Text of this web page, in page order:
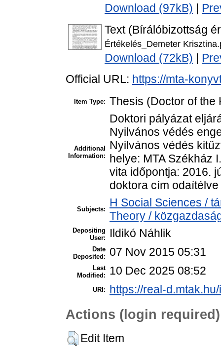
Download (97kB)
Text (Bírálóbizottság
Értékelés_Demeter
Download (72kB)
Official URL: https://mta-
Item Type: Thesis (Doctor of the
Additional
Information:
Doktori pályázat
Nyilvános védés
Nyilvános védés
helye: MTA Székház
vita időpontja: 2016.
doktora cím
Subjects:
H Social Sciences /
Theory /
Depositing
User:
Ildikó Náhlik
Date
Deposited:
07 Nov 2015 05:31
Last
Modified:
10 Dec 2025 08:52
URI: https://real-
Actions (login required)
Edit Item